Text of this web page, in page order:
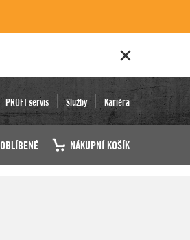
PROFI servis Služby Kariéra
OBLÍBENÉ NÁKUPNÍ KOŠÍK